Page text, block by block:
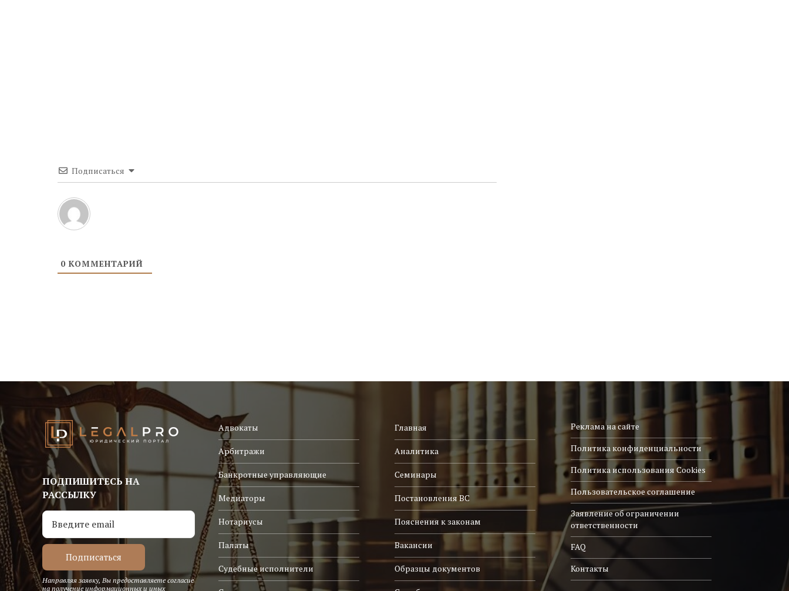
Подписаться
0 КОММЕНТАРИЙ
ПОДПИШИТЕСЬ НА
РАССЫЛКУ
Направляя заявку, Вы предоставляете согласие
на получение информационных и иных
Адвокаты
Арбитражи
Банкротные управляющие
Медиаторы
Нотариусы
Палаты
Судебные исполнители
Главная
Аналитика
Семинары
Постановления ВС
Пояснения к законам
Вакансии
Образцы документов
Реклама на сайте
Политика конфиденциальности
Политика использования Cookies
Пользовательское соглашение
Заявление об ограничении
ответственности
FAQ
Контакты